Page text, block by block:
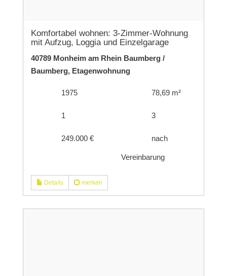
Komfortabel wohnen: 3-Zimmer-Wohnung
mit Aufzug, Loggia und Einzelgarage
40789 Monheim am Rhein Baumberg /
Baumberg, Etagenwohnung
1975 78,69 m²
1 3
249.000 € nach
Vereinbarung
Details merken